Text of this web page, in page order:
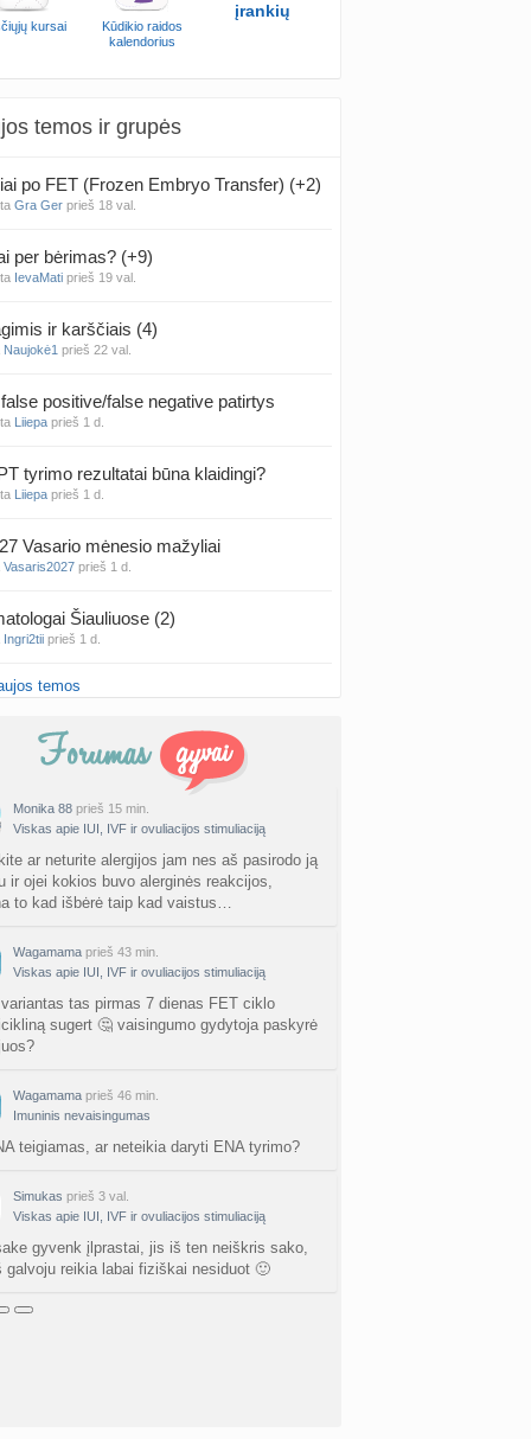
kursai
Kūdikio raidos
kalendorius
įrankių
temos ir grupės
po FET (Frozen Embryo Transfer) (+2)
Gra Ger prieš 18 val.
per bėrimas? (+9)
IevaMati prieš 19 val.
ir karščiais (4)
Naujokė1 prieš 22 val.
positive/false negative patirtys
Liiepa prieš 1 d.
tyrimo rezultatai būna klaidingi?
Liiepa prieš 1 d.
Vasario mėnesio mažyliai
Vasaris2027 prieš 1 d.
Šiauliuose (2)
Ingri2tii prieš 1 d.
valymas
Šklėrius
mėnesio dvyniai
AgnieskaAdele prieš 1 d.
Jonas
mokyklos
babarikė prieš 2 d.
rečiausi berniukų vardai :)
gelio (progesterono) naudojimas
Agne.baronaite prieš 2 d.
dėl pardavėjo „Mantvis“
Soliaris73 prieš 2 d.
hipotirozė ir nėštumas (+3)
temos
Monika 88 prieš 15 min.
Viskas apie IUI, IVF ir ovuliacijos stimuliaciją
ar neturite alergijos jam nes aš pasirodo ją
ir ojei kokios buvo alerginės reakcijos,
to kad išbėrė taip kad vaistus…
Wagamama prieš 43 min.
Viskas apie IUI, IVF ir ovuliacijos stimuliaciją
tas pirmas 7 dienas FET ciklo
sugert 🤔 vaisingumo gydytoja paskyrė
Wagamama prieš 46 min.
Imuninis nevaisingumas
teigiamas, ar neteikia daryti ENA tyrimo?
Simukas prieš 3 val.
Viskas apie IUI, IVF ir ovuliacijos stimuliaciją
gyvenk įlprastai, jis iš ten neiškris sako,
galvoju reikia labai fiziškai nesiduot 🙂